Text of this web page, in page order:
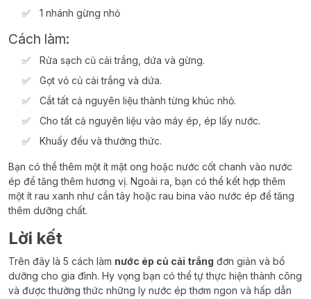
1 nhánh gừng nhỏ
Cách làm:
Rửa sạch củ cải trắng, dứa và gừng.
Gọt vỏ củ cải trắng và dứa.
Cắt tất cả nguyên liệu thành từng khúc nhỏ.
Cho tất cả nguyên liệu vào máy ép, ép lấy nước.
Khuấy đều và thưởng thức.
Bạn có thể thêm một ít mật ong hoặc nước cốt chanh vào nước
ép để tăng thêm hương vị. Ngoài ra, bạn có thể kết hợp thêm
một ít rau xanh như cần tây hoặc rau bina vào nước ép để tăng
thêm dưỡng chất.
Lời kết
Trên đây là 5 cách làm nước ép củ cải trắng đơn giản và bổ
dưỡng cho gia đình. Hy vọng bạn có thể tự thực hiện thành công
và được thưởng thức những ly nước ép thơm ngon và hấp dẫn